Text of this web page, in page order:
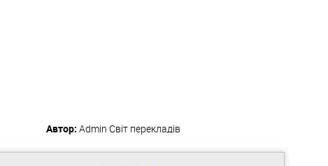
Автор: Admin Світ перекладів